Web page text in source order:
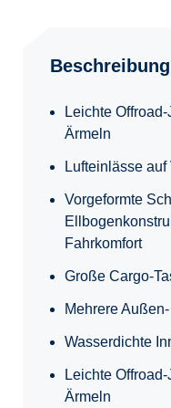
Beschreibung
Leichte
Ärmeln
Lufteinlässe
Vorgeformte
Fahrkomfort
Große Cargo-
Mehrere
Wasserdichte
Leichte
Ärmeln